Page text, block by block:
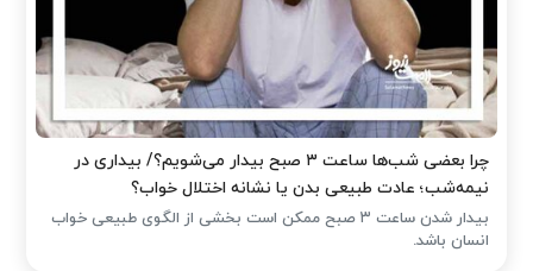
چرا بعضی شب‌ها ساعت ۳ صبح بیدار می‌شویم؟/ بیداری در
نیمه‌شب؛ عادت طبیعی بدن یا نشانه اختلال خواب؟
بیدار شدن ساعت ۳ صبح ممکن است بخشی از الگوی طبیعی خواب
انسان باشد.